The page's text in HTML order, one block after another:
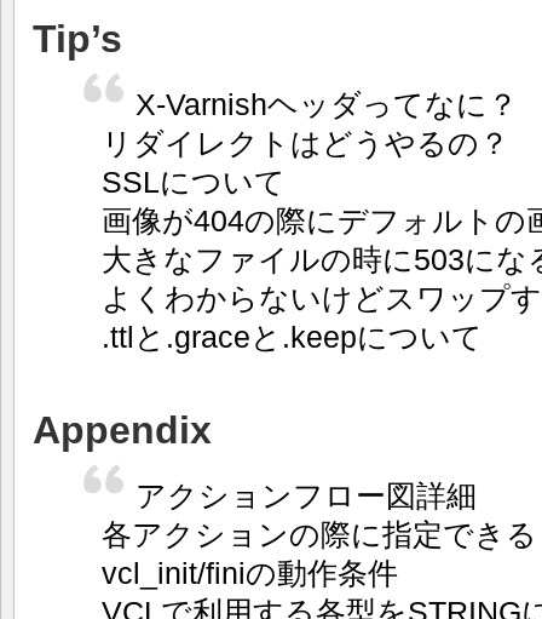
Tip’s
X-Varnishヘッダってなに？
リダイレクトはどうやるの？
SSLについて
画像が404の際にデフォルトの
大きなファイルの時に503にな
よくわからないけどスワップ
.ttlと.graceと.keepについて
Appendix
アクションフロー図詳細
各アクションの際に指定でき
vcl_init/finiの動作条件
VCLで利用する各型をSTRING